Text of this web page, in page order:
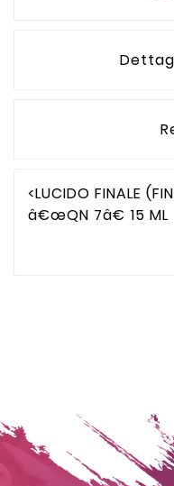
<LUCIDO FINALE
â€œQN 7â€ 15 ML